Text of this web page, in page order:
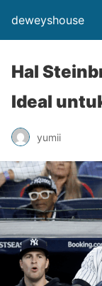
deweyshouse
Hal
Ideal
yumii